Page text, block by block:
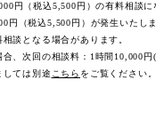
円（税込5,500円）の有料相談に
円（税込5,500円）が発生いたしま
談となる場合があります。
、次回の相談料：1時間10,000円
ては 別途 こちら をご覧ください。